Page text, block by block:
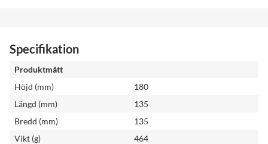
Specifikation
Produktmått
Höjd (mm)
180
Längd (mm)
135
Bredd (mm)
135
Vikt (g)
464